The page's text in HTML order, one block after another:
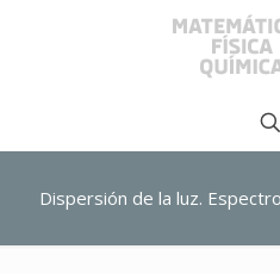
Dispersión de la luz.